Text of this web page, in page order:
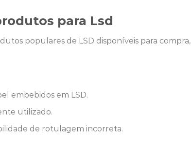
para Lsd
populares de LSD disponíveis para compra,
embebidos em LSD.
utilizado.
de rotulagem incorreta.